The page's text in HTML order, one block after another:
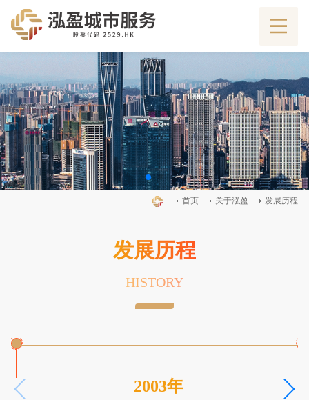
首页 关于泓盈 发展历程
发展历程
HISTORY
2003年